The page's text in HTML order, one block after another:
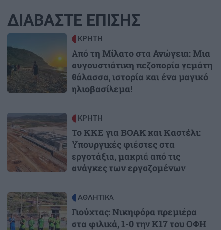
ΔΙΑΒΑΣΤΕ ΕΠΙΣΗΣ
ΚΡΗΤΗ
Από τη Μίλατο στα Ανώγεια: Μια
αυγουστιάτικη πεζοπορία γεμάτη
θάλασσα, ιστορία και ένα μαγικό
ηλιοβασίλεμα!
Image ΚΡΗΤΗ
Το ΚΚΕ για ΒΟΑΚ και Καστέλι:
Υπουργικές φιέστες στα
εργοτάξια, μακριά από τις
ανάγκες των εργαζομένων
Image ΑΘΛΗΤΙΚΑ
Γιούχτας: Νικηφόρα πρεμιέρα
στα φιλικά, 1-0 την Κ17 του ΟΦΗ